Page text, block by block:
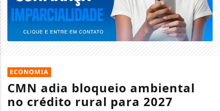
ECONOMIA
CMN adia bloqueio ambiental
no crédito rural para 2027